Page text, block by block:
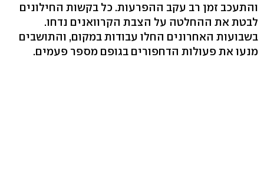
והתעכב זמן רב עקב ההפרעות. כל בקשות החילונים
לבטת את ההחלטה על הצבת הקרוואנים נדחו.
בשבועות האחרונים החלו עבודות במקום, והתושבים
מנעו את פעולות הדחפורים בגופם מספר פעמים.